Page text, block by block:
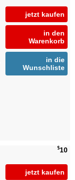
jetzt kaufen
in den
Warenkorb
in die
Wunschliste
$10
jetzt kaufen